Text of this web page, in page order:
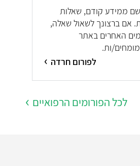
ממידע קודם, שאלות
אם ברצונך לשאול שאלה,
האחרים באתר
ות.
לפורום חרדה
לכל הפורומים הרפואיים